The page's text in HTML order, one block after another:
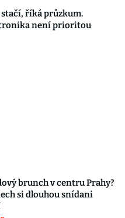
stačí, říká průzkum.
není prioritou
brunch v centru Prahy?
si dlouhou snídani